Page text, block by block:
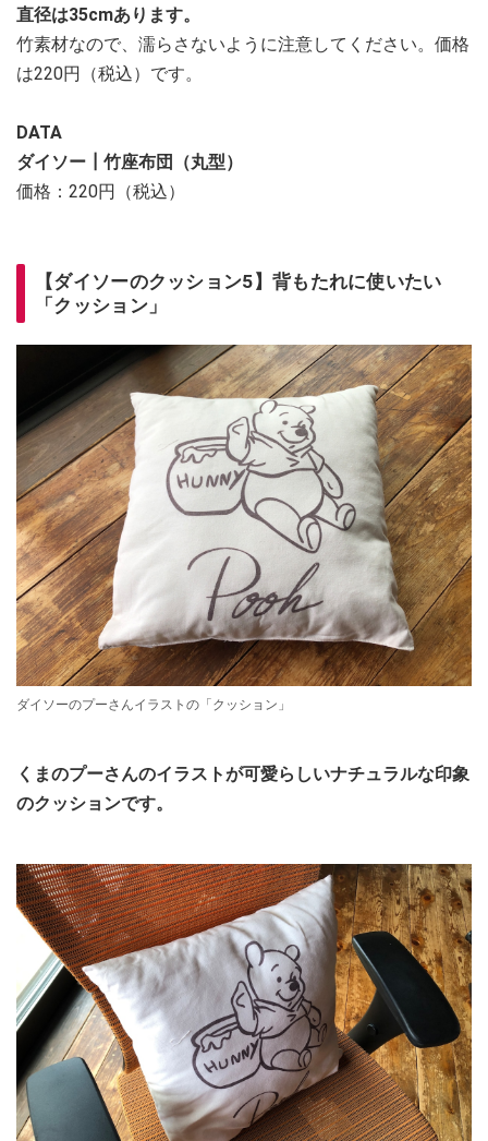
直径は35cmあります。
竹素材なので、濡らさないように注意してください。価格
は220円（税込）です。
DATA
ダイソー┃竹座布団（丸型）
価格：220円（税込）
【ダイソーのクッション5】背もたれに使いたい
「クッション」
ダイソーのプーさんイラストの「クッション」
くまのプーさんのイラストが可愛らしいナチュラルな印象
のクッションです。